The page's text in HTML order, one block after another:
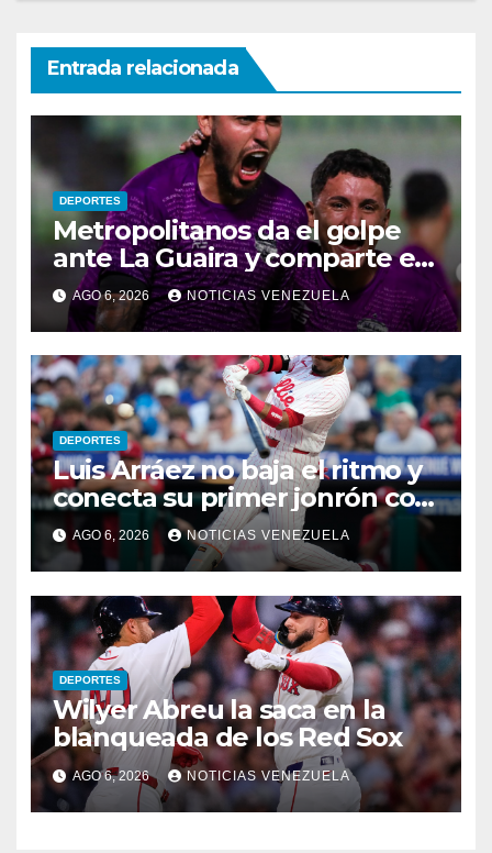
Entrada relacionada
DEPORTES
Metropolitanos da el golpe
ante La Guaira y comparte el
liderato
AGO 6, 2026 NOTICIAS VENEZUELA
DEPORTES
Luis Arráez no baja el ritmo y
conecta su primer jonrón con
los Filis
AGO 6, 2026 NOTICIAS VENEZUELA
DEPORTES
Wilyer Abreu la saca en la
blanqueada de los Red Sox
AGO 6, 2026 NOTICIAS VENEZUELA